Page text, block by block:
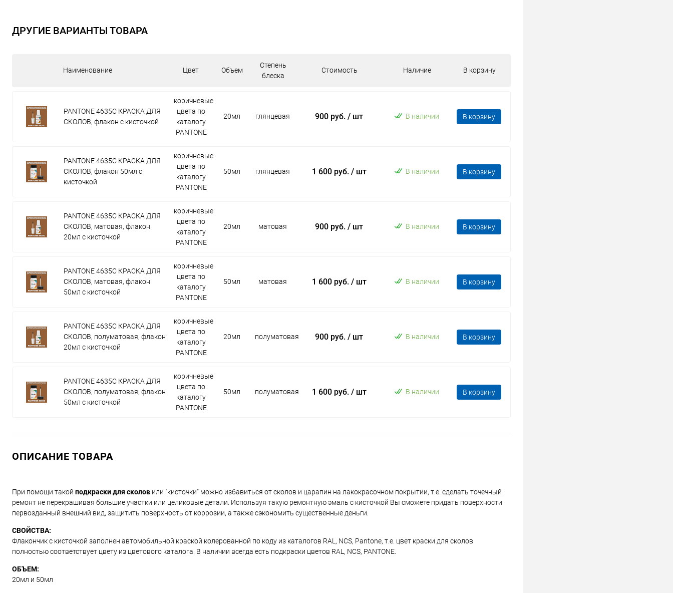
ДРУГИЕ ВАРИАНТЫ ТОВАРА
Наименование Цвет Объем
Степень
блеска
Стоимость Наличие В корзину
PANTONE 4635C КРАСКА ДЛЯ
СКОЛОВ, флакон с кисточкой
коричневые
цвета по
каталогу
PANTONE
20мл глянцевая 900 руб. / шт В наличии В корзину
PANTONE 4635C КРАСКА ДЛЯ
СКОЛОВ, флакон 50мл с
кисточкой
коричневые
цвета по
каталогу
PANTONE
50мл глянцевая 1 600 руб. / шт В наличии В корзину
PANTONE 4635C КРАСКА ДЛЯ
СКОЛОВ, матовая, флакон
20мл с кисточкой
коричневые
цвета по
каталогу
PANTONE
20мл матовая 900 руб. / шт В наличии В корзину
PANTONE 4635C КРАСКА ДЛЯ
СКОЛОВ, матовая, флакон
50мл с кисточкой
коричневые
цвета по
каталогу
PANTONE
50мл матовая 1 600 руб. / шт В наличии В корзину
PANTONE 4635C КРАСКА ДЛЯ
СКОЛОВ, полуматовая, флакон
20мл с кисточкой
коричневые
цвета по
каталогу
PANTONE
20мл полуматовая 900 руб. / шт В наличии В корзину
PANTONE 4635C КРАСКА ДЛЯ
СКОЛОВ, полуматовая, флакон
50мл с кисточкой
коричневые
цвета по
каталогу
PANTONE
50мл полуматовая 1 600 руб. / шт В наличии В корзину
ОПИСАНИЕ ТОВАРА
При помощи такой подкраски для сколов или "кисточки" можно избавиться от сколов и царапин на лакокрасочном покрытии, т.е. сделать точечный
ремонт не перекрашивая большие участки или целиковые детали. Используя такую ремонтную эмаль с кисточкой Вы сможете придать поверхности
первозданный внешний вид, защитить поверхность от коррозии, а также сэкономить существенные деньги.
СВОЙСТВА:
Флакончик с кисточкой заполнен автомобильной краской колерованной по коду из каталогов RAL, NCS, Pantone, т.е. цвет краски для сколов
полностью соответствует цвету из цветового каталога. В наличии всегда есть подкраски цветов RAL, NCS, PANTONE.
ОБЪЕМ:
20мл и 50мл